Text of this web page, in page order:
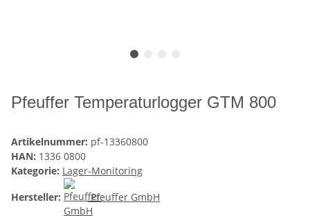
Pfeuffer Temperaturlogger GTM 800
Artikelnummer: pf-13360800
HAN: 1336 0800
Kategorie: Lager-Monitoring
Hersteller:
Pfeuffer GmbH